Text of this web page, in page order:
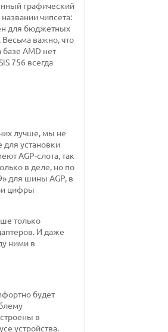
графический
чипсета:
для бюджетных
Весьма важно, что
AMD нет
756 всегда
лучше, мы не
установки
AGP-слота, так
в деле, но по
для шины AGP, в
цифры
только
И даже
ними в
будет
в
устройства.